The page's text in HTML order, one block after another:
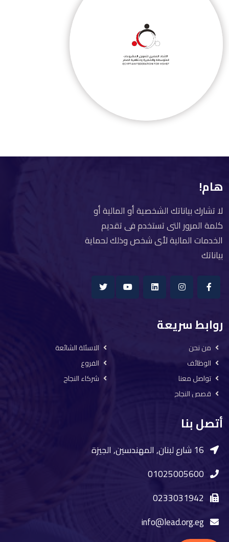
هام!
لا تشارك بياناتك الشخصية أو المالية أو
كلمة المرور التى تستخدم فى تقديم
الخدمات المالية لأى شخص وذلك لحماية
بياناتك
روابط سريعة
من نحن
الوظائف
تواصل معنا
قصص النجاح
الاسئلة الشائعة
الفروع
شركاء النجاح
أتصل بنا